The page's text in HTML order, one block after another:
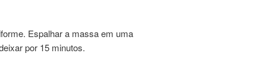
Espalhar a massa em uma
por 15 minutos.